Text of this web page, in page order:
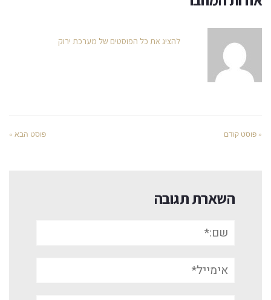
להציג את כל הפוסטים של מערכת ירוק
« פוסט קודם פוסט הבא »
השארת תגובה
אימייל*